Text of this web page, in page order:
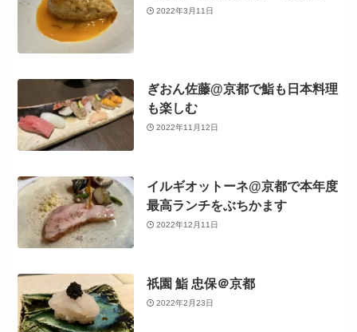
2022年3月11日
ぎおん佐藤@京都で鮨も日本料理
も楽しむ
2022年11月12日
イルギオットーネ@京都で本年度
最高ランチをぶちかます
2022年12月11日
祇園 鮨 忠保＠京都
2022年2月23日